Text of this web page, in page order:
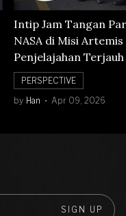
Intip Jam Tangan
NASA di Misi
Penjelajahan
Orbit Bulan
PERSPECTIVE
by Han Apr 09, 2026
SIGN UP